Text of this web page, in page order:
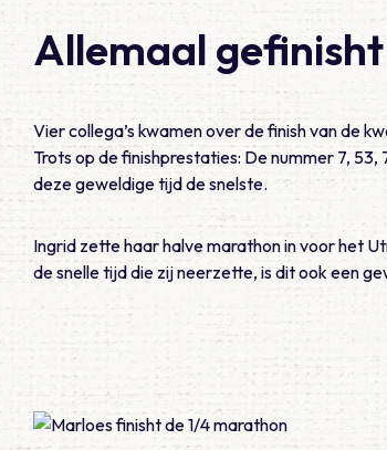
Allemaal gefinisht
Vier collega’s kwamen over de finish van de
Trots op de finishprestaties: De nummer 7, 53,
deze geweldige tijd de snelste.
Ingrid zette haar halve marathon in voor het
de snelle tijd die zij neerzette, is dit ook een